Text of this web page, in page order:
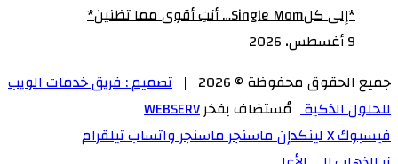
‏*إلى كلSingle Mom… أنتِ أقوى مما تظنين*
9 أغسطس، 2026
جميع الحقوق محفوظة © 2026 |
تصميم : فريق خدمات الويب
للحلول الذكية| مُستضاف بفخرWEBSERV
فيسبوك‫Xلينكدإنماسنجرماسنجرواتسابتيلقرام